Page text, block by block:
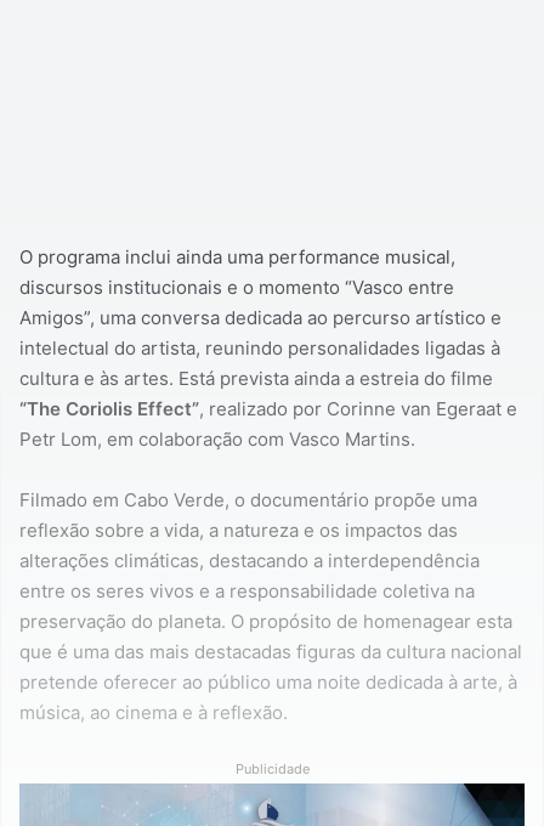
O programa inclui ainda uma performance musical,
discursos institucionais e o momento “Vasco entre
Amigos”, uma conversa dedicada ao percurso artístico e
intelectual do artista, reunindo personalidades ligadas à
cultura e às artes. Está prevista ainda a estreia do filme
“The Coriolis Effect”, realizado por Corinne van Egeraat e
Petr Lom, em colaboração com Vasco Martins.
Filmado em Cabo Verde, o documentário propõe uma
reflexão sobre a vida, a natureza e os impactos das
alterações climáticas, destacando a interdependência
entre os seres vivos e a responsabilidade coletiva na
preservação do planeta. O propósito de homenagear esta
que é uma das mais destacadas figuras da cultura nacional
pretende oferecer ao público uma noite dedicada à arte, à
música, ao cinema e à reflexão.
Publicidade